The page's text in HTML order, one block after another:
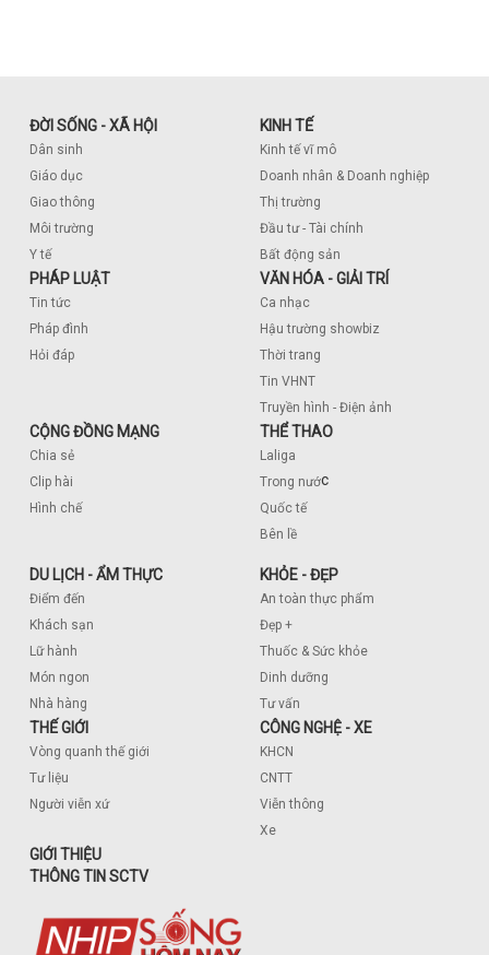
ĐỜI SỐNG - XÃ HỘI
Dân sinh
Giáo dục
Giao thông
Môi trường
Y tế
KINH TẾ
Kinh tế vĩ mô
Doanh nhân & Doanh nghiệp
Thị trường
Đầu tư - Tài chính
Bất động sản
PHÁP LUẬT
Tin tức
Pháp đình
Hỏi đáp
VĂN HÓA - GIẢI TRÍ
Ca nhạc
Hậu trường showbiz
Thời trang
Tin VHNT
Truyền hình - Điện ảnh
CỘNG ĐỒNG MẠNG
Chia sẻ
Clip hài
Hình chế
THỂ THAO
Laliga
Trong nước
Quốc tế
Bên lề
DU LỊCH - ẨM THỰC
Điểm đến
Khách sạn
Lữ hành
Món ngon
Nhà hàng
KHỎE - ĐẸP
An toàn thực phẩm
Đẹp +
Thuốc & Sức khỏe
Dinh dưỡng
Tư vấn
THẾ GIỚI
Vòng quanh thế giới
Tư liệu
Người viễn xứ
CÔNG NGHỆ - XE
KHCN
CNTT
Viễn thông
Xe
GIỚI THIỆU
THÔNG TIN SCTV